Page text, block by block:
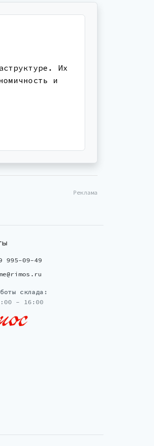
Их
и
Реклама
995-09-49
склада:
- 16:00